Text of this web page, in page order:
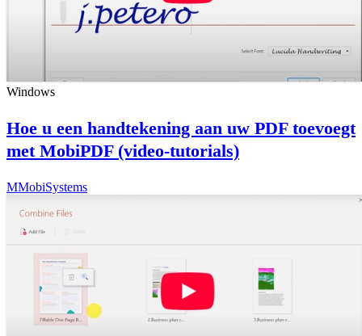
Windows
Hoe u een handtekening aan uw PDF toevoegt
met MobiPDF (video-tutorials)
MMobiSystems